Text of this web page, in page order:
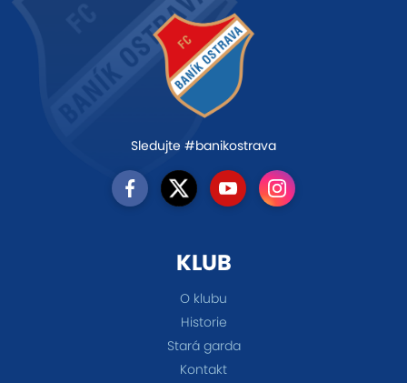
Sledujte #banikostrava
KLUB
O klubu
Historie
Stará garda
Kontakt